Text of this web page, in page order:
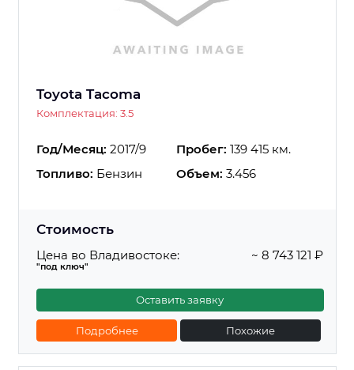
Toyota Tacoma
Комплектация: 3.5
Год/Месяц: 2017/9 Пробег: 139 415 км.
Топливо: Бензин Объем: 3.456
Стоимость
Цена во Владивостоке:
"под ключ"
~ 8 743 121 ₽
Оставить заявку
Подробнее Похожие